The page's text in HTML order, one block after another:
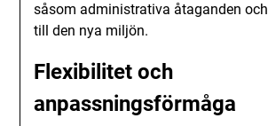
såsom administrativa åtaganden
till den nya miljön.
Flexibilitet och
anpassningsförmåga